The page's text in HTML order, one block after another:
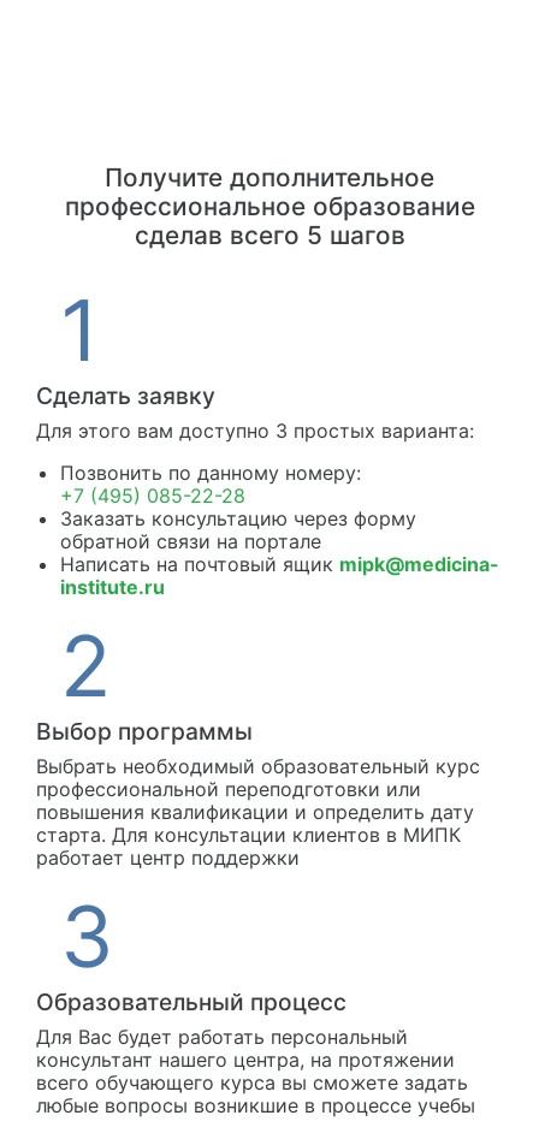
Получите дополнительное
профессиональное образование
сделав всего 5 шагов
Сделать заявку
Для этого вам доступно 3 простых варианта:
Позвонить по данному номеру:
+7 (495) 085-22-28
Заказать консультацию через форму
обратной связи на портале
Написать на почтовый ящик mipk@medicina-
institute.ru
Выбор программы
Выбрать необходимый образовательный курс
профессиональной переподготовки или
повышения квалификации и определить дату
старта. Для консультации клиентов в МИПК
работает центр поддержки
Образовательный процесс
Для Вас будет работать персональный
консультант нашего центра, на протяжении
всего обучающего курса вы сможете задать
любые вопросы возникшие в процессе учебы